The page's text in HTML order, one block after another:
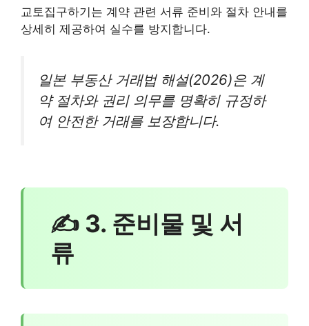
교토집구하기는 계약 관련 서류 준비와 절차 안내를
상세히 제공하여 실수를 방지합니다.
일본 부동산 거래법 해설(2026)은 계
약 절차와 권리 의무를 명확히 규정하
여 안전한 거래를 보장합니다.
✍ 3. 준비물 및 서
류